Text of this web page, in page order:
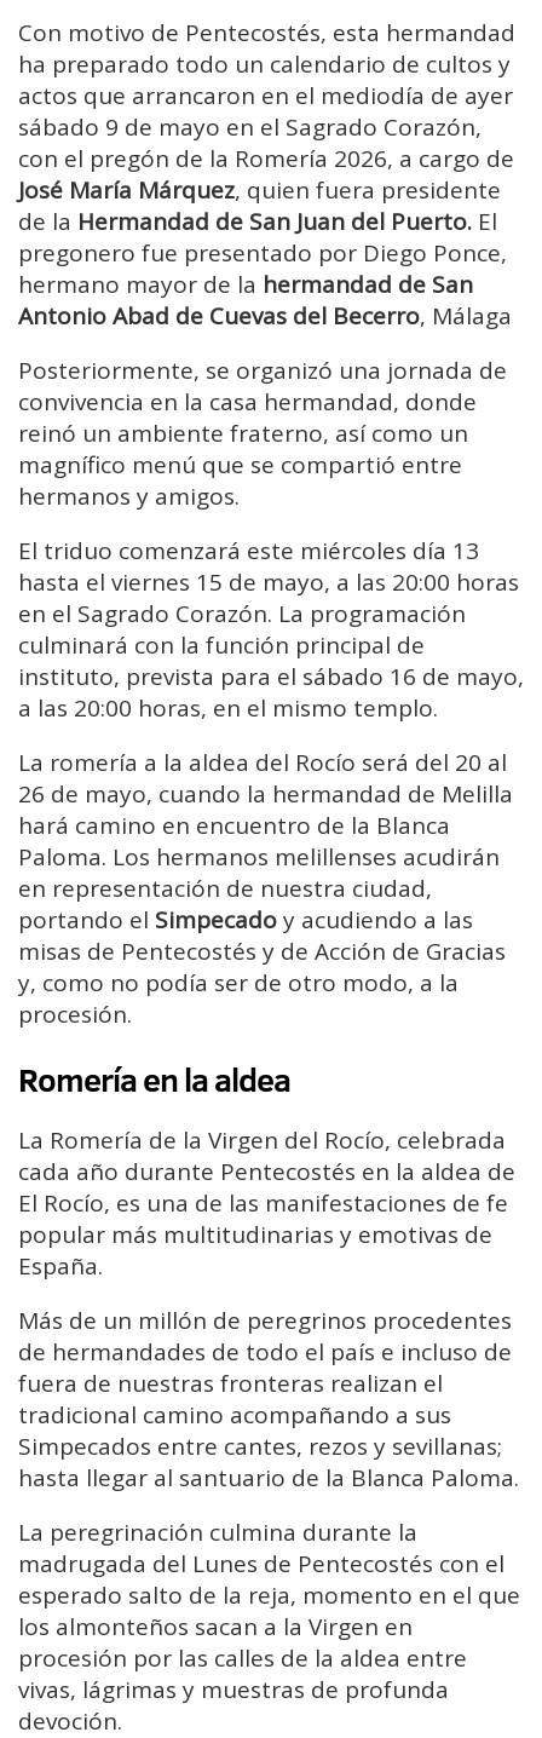
Con motivo de Pentecostés, esta hermandad
ha preparado todo un calendario de cultos y
actos que arrancaron en el mediodía de ayer
sábado 9 de mayo en el Sagrado Corazón,
con el pregón de la Romería 2026, a cargo de
José María Márquez, quien fuera presidente
de la Hermandad de San Juan del Puerto. El
pregonero fue presentado por Diego Ponce,
hermano mayor de la hermandad de San
Antonio Abad de Cuevas del Becerro, Málaga
Posteriormente, se organizó una jornada de
convivencia en la casa hermandad, donde
reinó un ambiente fraterno, así como un
magnífico menú que se compartió entre
hermanos y amigos.
El triduo comenzará este miércoles día 13
hasta el viernes 15 de mayo, a las 20:00 horas
en el Sagrado Corazón. La programación
culminará con la función principal de
instituto, prevista para el sábado 16 de mayo,
a las 20:00 horas, en el mismo templo.
La romería a la aldea del Rocío será del 20 al
26 de mayo, cuando la hermandad de Melilla
hará camino en encuentro de la Blanca
Paloma. Los hermanos melillenses acudirán
en representación de nuestra ciudad,
portando el Simpecadoy acudiendo a las
misas de Pentecostés y de Acción de Gracias
y, como no podía ser de otro modo, a la
procesión.
Romería en la aldea
La Romería de la Virgen del Rocío, celebrada
cada año durante Pentecostés en la aldea de
El Rocío, es una de las manifestaciones de fe
popular más multitudinarias y emotivas de
España.
Más de un millón de peregrinos procedentes
de hermandades de todo el país e incluso de
fuera de nuestras fronteras realizan el
tradicional camino acompañando a sus
Simpecados entre cantes, rezos y sevillanas;
hasta llegar al santuario de la Blanca Paloma.
La peregrinación culmina durante la
madrugada del Lunes de Pentecostés con el
esperado salto de la reja, momento en el que
los almonteños sacan a la Virgen en
procesión por las calles de la aldea entre
vivas, lágrimas y muestras de profunda
devoción.